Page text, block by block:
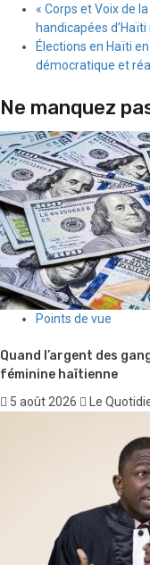
« Corps et Voix de
handicapées
Élections en Haïti
démocratique et
Ne manquez
Points de vue
Quand l’argent des
féminine haïtienne
5 août 2026 Le